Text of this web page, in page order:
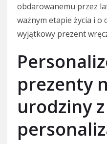
obdarowanemu przez
ważnym etapie życia i o
wyjątkowy prezent
prezenty
urodziny z